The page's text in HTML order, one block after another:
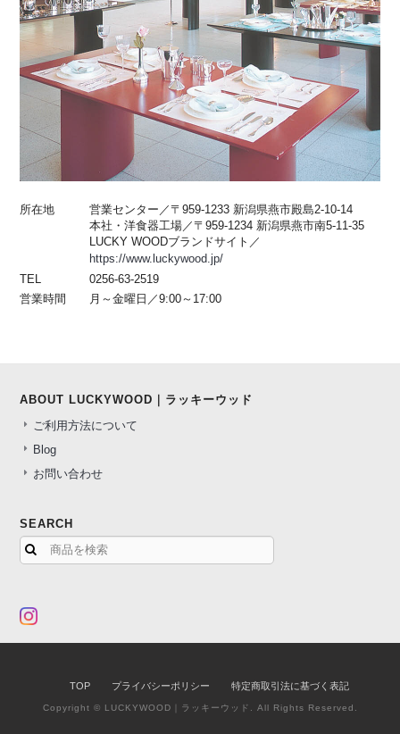
所在地
営業センター／〒959-1233 新潟県燕市殿島2-10-14
本社・洋食器工場／〒959-1234 新潟県燕市南5-11-35
LUCKY WOODブランドサイト／
https://www.luckywood.jp/
TEL
0256-63-2519
営業時間
月～金曜日／9:00～17:00
ABOUT LUCKYWOOD｜ラッキーウッド
ご利用方法について
Blog
お問い合わせ
SEARCH
TOP プライバシーポリシー 特定商取引法に基づく表記
Copyright © LUCKYWOOD｜ラッキーウッド. All Rights Reserved.